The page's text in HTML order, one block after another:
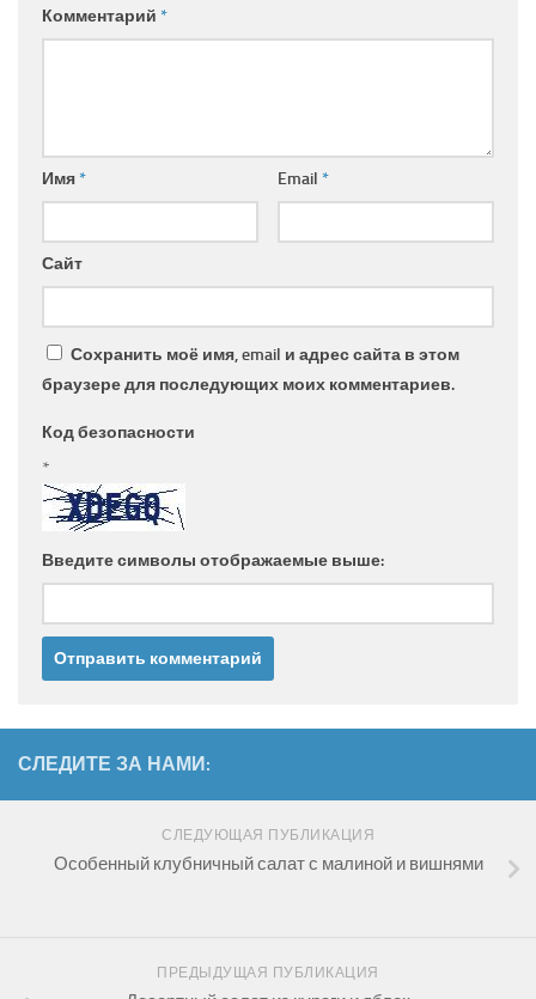
Комментарий *
Имя* Email *
Сайт
Сохранить моё имя, email и адрес сайта в этом
браузере для последующих моих комментариев.
Код безопасности
*
Введите символы отображаемые выше:
СЛЕДИТЕ ЗА НАМИ:
СЛЕДУЮЩАЯ ПУБЛИКАЦИЯ
Особенный клубничный салат с малиной и вишнями
ПРЕДЫДУЩАЯ ПУБЛИКАЦИЯ